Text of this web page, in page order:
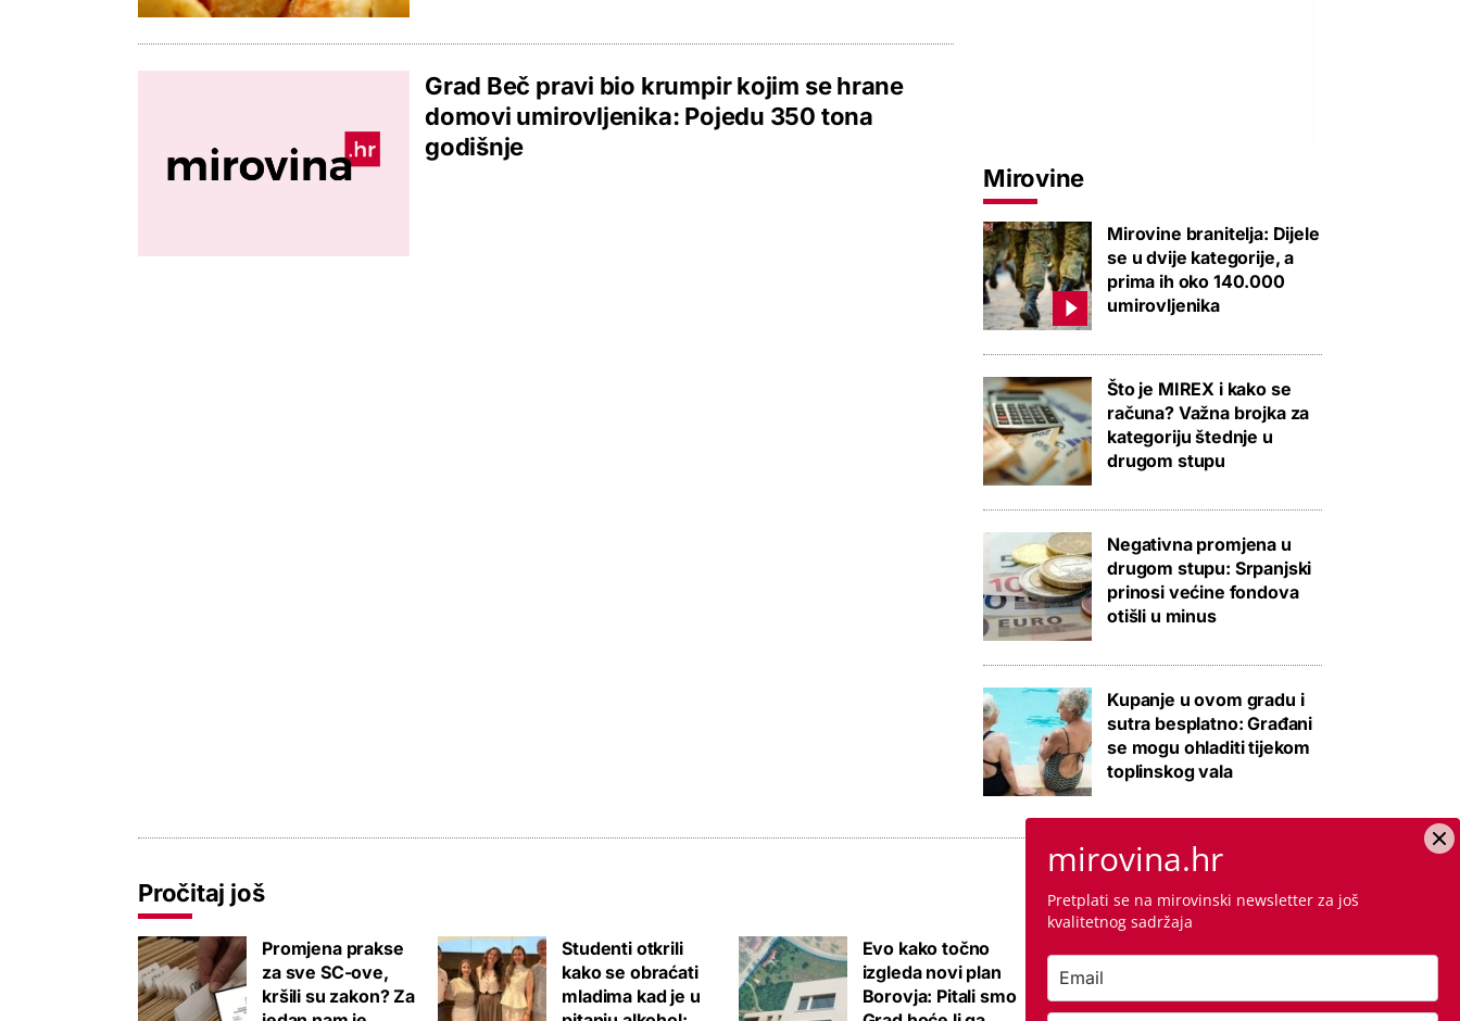
Grad Beč pravi bio krumpir kojim se hrane
domovi umirovljenika: Pojedu 350 tona
godišnje
Mirovine
Mirovine branitelja: Dijele
se u dvije kategorije, a
prima ih oko 140.000
umirovljenika
Što je MIREX i kako se
računa? Važna brojka za
kategoriju štednje u
drugom stupu
Negativna promjena u
drugom stupu: Srpanjski
prinosi većine fondova
otišli u minus
Kupanje u ovom gradu i
sutra besplatno: Građani
se mogu ohladiti tijekom
toplinskog vala
Pročitaj još
Promjena prakse
za sve SC-ove,
kršili su zakon? Za
Studenti otkrili
kako se obraćati
mladima kad je u
Evo kako točno
izgleda novi plan
Borovja: Pitali smo
znamo i jeste li
mirovina.hr
Pretplati se na mirovinski newsletter za još
kvalitetnog sadržaja